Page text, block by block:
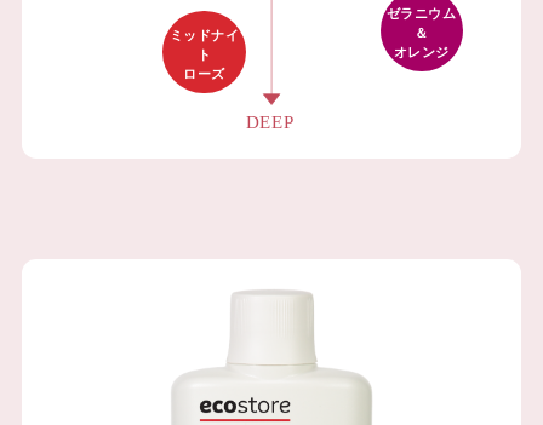
ミッドナイ
ト
ローズ
ゼラニウム
＆
オレンジ